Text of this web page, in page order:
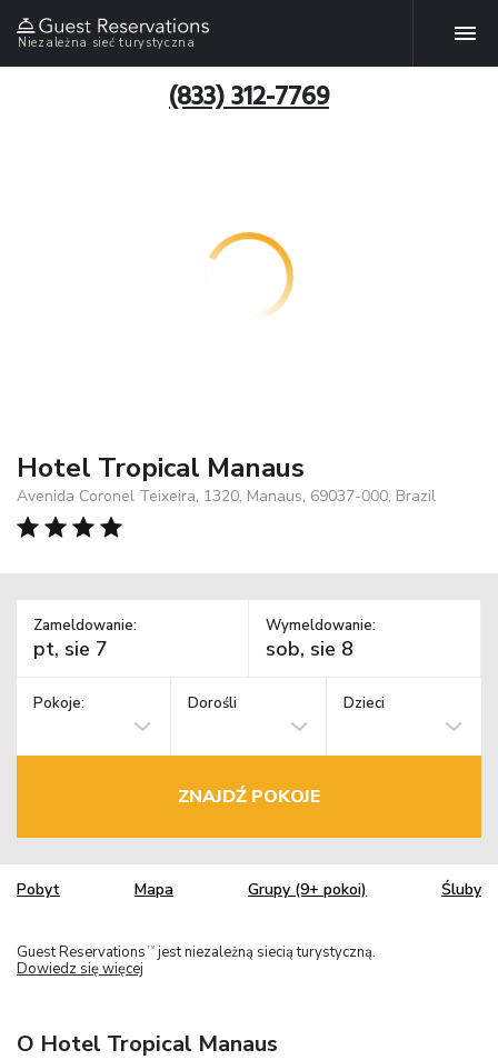
Niezależna sieć turystyczna
(833) 312-7769
Hotel Tropical Manaus
Avenida Coronel Teixeira, 1320, Manaus, 69037-000, Brazil
Zameldowanie: Wymeldowanie:
Pokoje: Dorośli Dzieci
ZNAJDŹ POKOJE
Pobyt Mapa Grupy (9+ pokoi) Śluby
Guest Reservations TM jest niezależną siecią turystyczną.
Dowiedz się więcej
O Hotel Tropical Manaus